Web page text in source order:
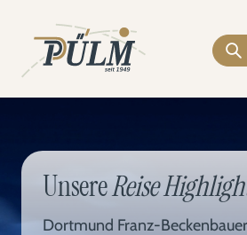
UnsereReise
Dortmund Franz-